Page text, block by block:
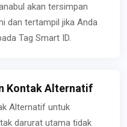
akan tersimpan
dan tertampil jika Anda
Tag Smart ID.
Kontak Alternatif
Alternatif untuk
darurat utama tidak